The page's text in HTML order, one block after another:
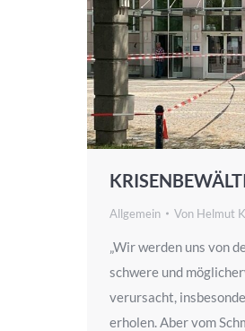
Allgemein Von Helmut
„Wir werden uns von
schwere und
verursacht,
erholen. Aber vom